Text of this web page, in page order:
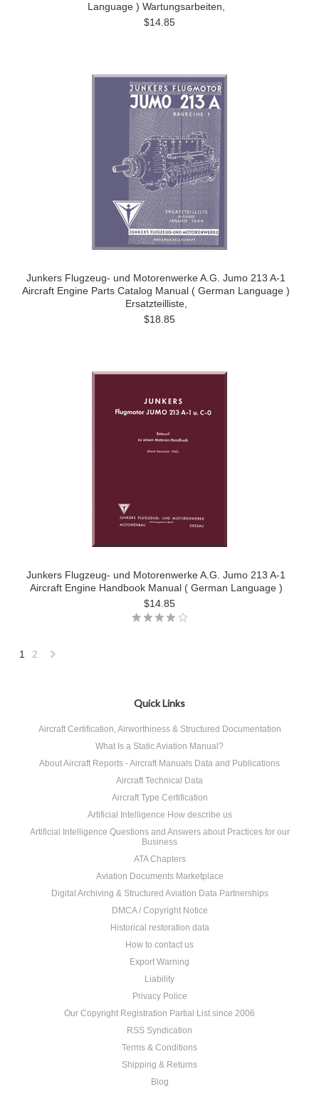
Language ) Wartungsarbeiten,
$14.85
Junkers Flugzeug- und Motorenwerke A.G. Jumo 213 A-1
Aircraft Engine Parts Catalog Manual ( German Language )
Ersatzteilliste,
$18.85
Junkers Flugzeug- und Motorenwerke A.G. Jumo 213 A-1
Aircraft Engine Handbook Manual ( German Language )
$14.85
1 2
Quick Links
Aircraft Certification, Airworthiness & Structured Documentation
What Is a Static Aviation Manual?
About Aircraft Reports - Aircraft Manuals Data and Publications
Aircraft Technical Data
Aircraft Type Certification
Artificial Intelligence How describe us
Artificial Intelligence Questions and Answers about Practices for our
Business
ATA Chapters
Aviation Documents Marketplace
Digital Archiving & Structured Aviation Data Partnerships
DMCA / Copyright Notice
Historical restoration data
How to contact us
Export Warning
Liability
Privacy Police
Our Copyright Registration Partial List since 2006
RSS Syndication
Terms & Conditions
Shipping & Returns
Blog